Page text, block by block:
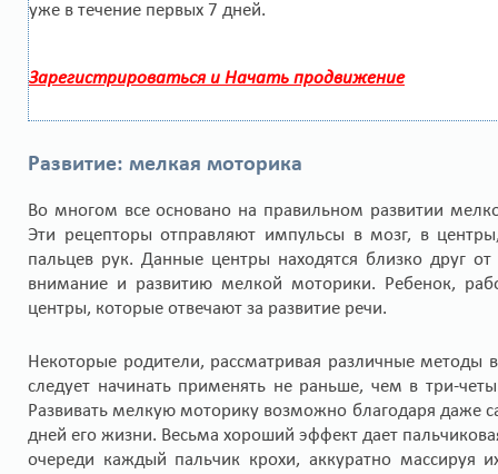
уже в течение первых 7 дней.
Зарегистрироваться и Начать продвижение
Развитие: мелкая моторика
Во многом все основано на правильном развитии
Эти рецепторы отправляют импульсы в мозг, в
пальцев рук. Данные центры находятся близко друг
внимание и развитию мелкой моторики. Ребенок,
центры, которые отвечают за развитие речи.
Некоторые родители, рассматривая различные
следует начинать применять не раньше, чем в три-
Развивать мелкую моторику возможно благодаря
дней его жизни. Весьма хороший эффект дает
очереди каждый пальчик крохи, аккуратно массируя